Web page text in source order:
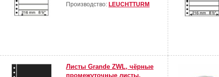
Производство: LEUCHTTURM
Листы Grande ZWL, чёрные
промежуточные листы,